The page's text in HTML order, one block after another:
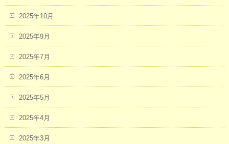
2025年10月
2025年9月
2025年7月
2025年6月
2025年5月
2025年4月
2025年3月